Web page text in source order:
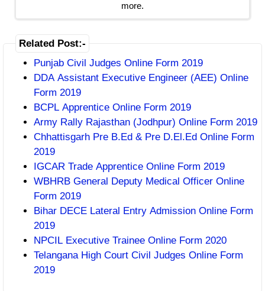
more.
Related Post:-
Punjab Civil Judges Online Form 2019
DDA Assistant Executive Engineer (AEE) Online
Form 2019
BCPL Apprentice Online Form 2019
Army Rally Rajasthan (Jodhpur) Online Form 2019
Chhattisgarh Pre B.Ed & Pre D.El.Ed Online Form
2019
IGCAR Trade Apprentice Online Form 2019
WBHRB General Deputy Medical Officer Online
Form 2019
Bihar DECE Lateral Entry Admission Online Form
2019
NPCIL Executive Trainee Online Form 2020
Telangana High Court Civil Judges Online Form
2019